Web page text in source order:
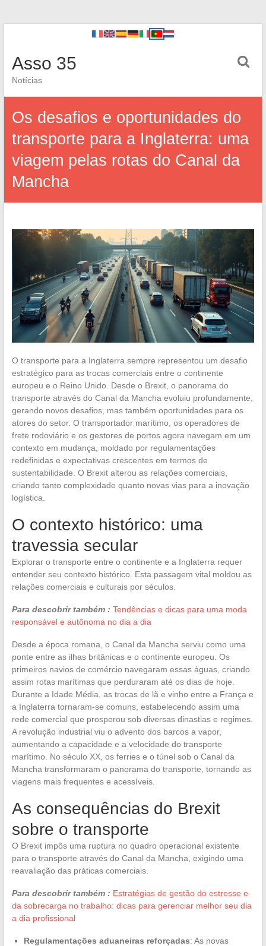
Asso 35
Notícias
Os desafios e oportunidades do
transporte para a Inglaterra: uma
viagem pelas rotas do Canal da
Mancha
O transporte para a Inglaterra sempre representou um desafio
estratégico para as trocas comerciais entre o continente
europeu e o Reino Unido. Desde o Brexit, o panorama do
transporte através do Canal da Mancha evoluiu profundamente,
gerando novos desafios, mas também oportunidades para os
atores do setor. O transportador marítimo, os operadores de
frete rodoviário e os gestores de portos agora navegam em um
contexto em mudança, moldado por regulamentações
redefinidas e expectativas crescentes em termos de
sustentabilidade. O Brexit alterou as relações comerciais,
criando tanto complexidade quanto novas vias para a inovação
logística.
O contexto histórico: uma
travessia secular
Explorar o transporte entre o continente e a Inglaterra requer
entender seu contexto histórico. Esta passagem vital moldou as
relações comerciais e culturais por séculos.
Para descobrir também : Tendências e dicas para uma moda
responsável e autônoma no dia a dia
Desde a época romana, o Canal da Mancha serviu como uma
ponte entre as ilhas britânicas e o continente europeu. Os
primeiros navios de comércio navegaram essas águas, criando
assim rotas marítimas que perduraram até os dias de hoje.
Durante a Idade Média, as trocas de lã e vinho entre a França e
a Inglaterra tornaram-se comuns, estabelecendo assim uma
rede comercial que prosperou sob diversas dinastias e regimes.
A revolução industrial viu o advento dos barcos a vapor,
aumentando a capacidade e a velocidade do transporte
marítimo. No século XX, os ferries e o túnel sob o Canal da
Mancha transformaram o panorama do transporte, tornando as
viagens mais frequentes e acessíveis.
As consequências do Brexit
sobre o transporte
O Brexit impôs uma ruptura no quadro operacional existente
para o transporte através do Canal da Mancha, exigindo uma
reavaliação das práticas comerciais.
Para descobrir também : Estratégias de gestão do estresse e
da sobrecarga no trabalho: dicas para gerenciar melhor seu dia
a dia profissional
Regulamentações aduaneiras reforçadas: As novas